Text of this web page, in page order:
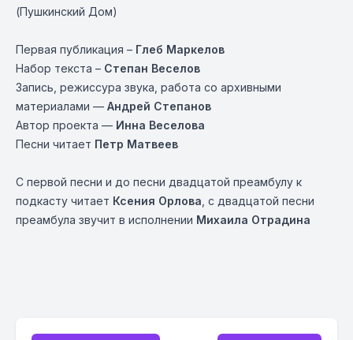
(Пушкинский Дом)
Первая публикация – Глеб Маркелов
Набор текста – Степан Веселов
Запись, режиссура звука, работа со архивными
материалами — Андрей Степанов
Автор проекта — Инна Веселова
Песни читает Петр Матвеев
С первой песни и до песни двадцатой преамбулу к
подкасту читает Ксения Орлова , с двадцатой песни
преамбула звучит в исполнении Михаила Отрадина